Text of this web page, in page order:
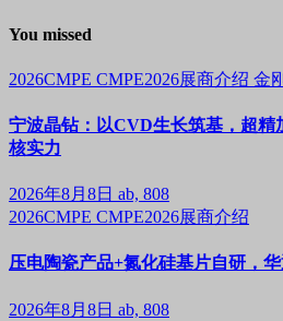
You missed
2026CMPE CMPE2026展商介绍 金
宁波晶钻：以CVD生长筑基，超精
核实力
2026年8月8日 ab, 808
2026CMPE CMPE2026展商介绍
压电陶瓷产品+氮化硅基片自研，华
2026年8月8日 ab, 808